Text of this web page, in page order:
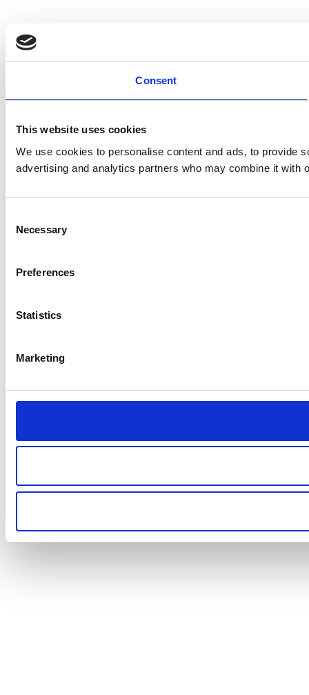
Consent
This website uses cookies
We use cookies to personalise content and ads, to provide
advertising and analytics partners who may combine it with
Selection
Necessary
Preferences
Statistics
Marketing